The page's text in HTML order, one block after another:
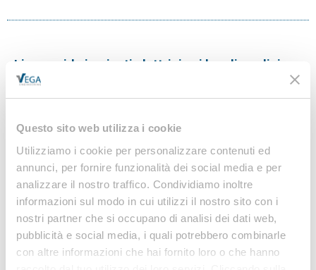
Questo sito web utilizza i cookie
Utilizziamo i cookie per personalizzare contenuti ed
annunci, per fornire funzionalità dei social media e per
analizzare il nostro traffico. Condividiamo inoltre
informazioni sul modo in cui utilizzi il nostro sito con i
nostri partner che si occupano di analisi dei dati web,
pubblicità e social media, i quali potrebbero combinarle
con altre informazioni che hai fornito loro o che hanno
Linee guida impianti elettrici nei locali medici
L’INAIL ha pubblicato la linea guida “Impianti elettrici nei
la normativa di riferimento per questi particolari impianti,
impianti elettrici nei…
Linee guida sui lavori in prossimità di linee
elettriche aeree